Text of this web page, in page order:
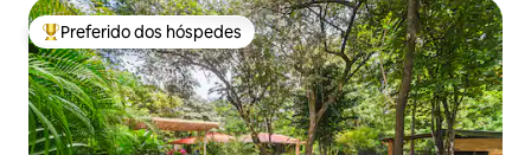
Entre os melhores preferidos dos hóspedes
Preferido dos hóspedes